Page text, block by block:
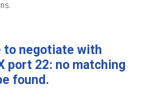
to negotiate with
port 22: no matching
found.